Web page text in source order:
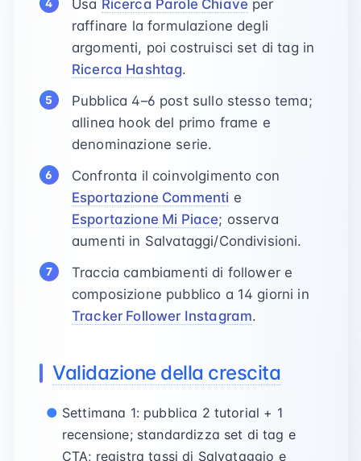
Usa Ricerca Parole Chiave per
raffinare la formulazione degli
argomenti, poi costruisci set di tag in
Ricerca Hashtag.
Pubblica 4–6 post sullo stesso tema;
allinea hook del primo frame e
denominazione serie.
Confronta il coinvolgimento con
Esportazione Commenti e
Esportazione Mi Piace; osserva
aumenti in Salvataggi/Condivisioni.
Traccia cambiamenti di follower e
composizione pubblico a 14 giorni in
Tracker Follower Instagram.
Validazione della crescita
Settimana 1: pubblica 2 tutorial + 1
recensione; standardizza set di tag e
CTA; registra tassi di Salvataggio e